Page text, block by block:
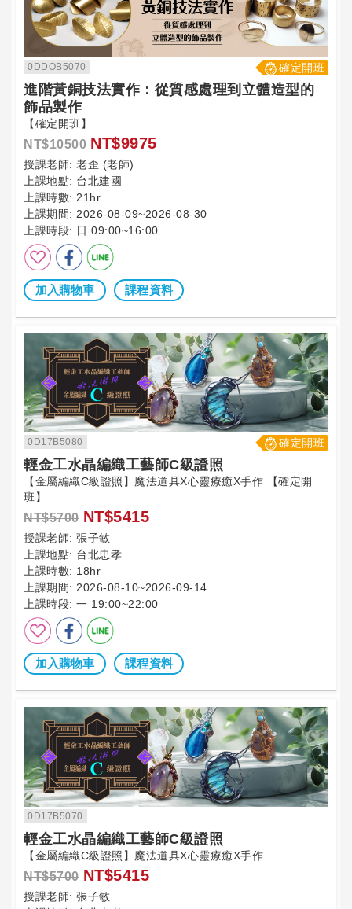
0DDOB5070 確定開班
進階黃銅技法實作：從質感處理到立體造型的
飾品製作
【確定開班】
NT$10500 NT$9975
授課老師: 老歪 (老師)
上課地點: 台北建國
上課時數: 21hr
上課期間: 2026-08-09~2026-08-30
上課時段: 日 09:00~16:00
加入購物車 課程資料
0D17B5080 確定開班
輕金工水晶編織工藝師C級證照
【金屬編織C級證照】魔法道具X心靈療癒X手作 【確定開
班】
NT$5700 NT$5415
授課老師: 張子敏
上課地點: 台北忠孝
上課時數: 18hr
上課期間: 2026-08-10~2026-09-14
上課時段: 一 19:00~22:00
加入購物車 課程資料
0D17B5070
輕金工水晶編織工藝師C級證照
【金屬編織C級證照】魔法道具X心靈療癒X手作
NT$5700 NT$5415
授課老師: 張子敏